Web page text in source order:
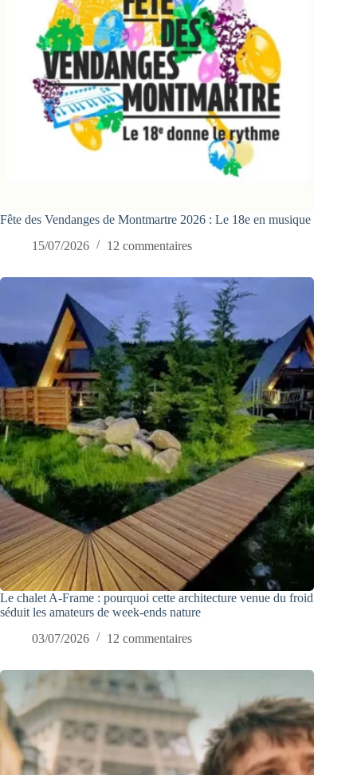
Fête des Vendanges de Montmartre 2026 : Le 18e en musique
15/07/2026
12 commentaires
Le chalet A-Frame : pourquoi cette architecture venue du froid
séduit les amateurs de week-ends nature
03/07/2026
12 commentaires